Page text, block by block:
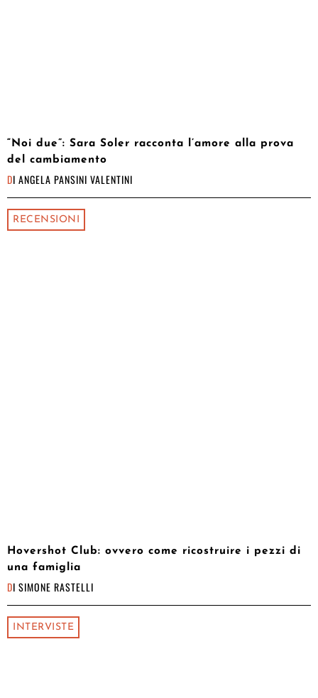
“Noi due”: Sara Soler racconta l’amore alla prova
del cambiamento
DI ANGELA PANSINI VALENTINI
RECENSIONI
Hovershot Club: ovvero come ricostruire i pezzi di
una famiglia
DI SIMONE RASTELLI
INTERVISTE